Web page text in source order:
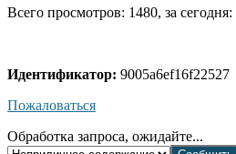
Всего просмотров: 1480, за сегодня:
Идентификатор: 9005a6ef16f22527
Пожаловаться
Обработка запроса, ожидайте...